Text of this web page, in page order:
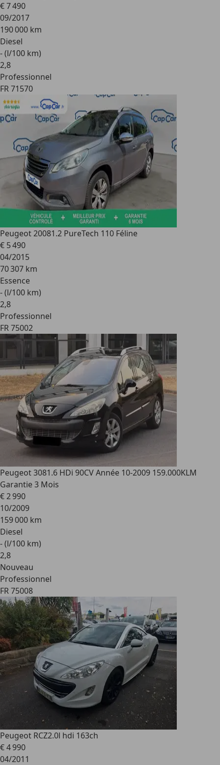
€ 7 490
09/2017
190 000 km
Diesel
- (l/100 km)
2,8
Professionnel
FR 71570
Peugeot 20081.2 PureTech 110 Féline
€ 5 490
04/2015
70 307 km
Essence
- (l/100 km)
2,8
Professionnel
FR 75002
Peugeot 3081.6 HDi 90CV Année 10-2009 159.000KLM
Garantie 3 Mois
€ 2 990
10/2009
159 000 km
Diesel
- (l/100 km)
2,8
Nouveau
Professionnel
FR 75008
Peugeot RCZ2.0l hdi 163ch
€ 4 990
04/2011